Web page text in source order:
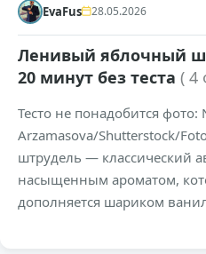
EvaFus 28.05.2026
Ленивый яблочный
20 минут без теста ( 4
Тесто не понадобится фото:
Arzamasova/Shutterstock/
штрудель — классический
насыщенным ароматом,
дополняется шариком